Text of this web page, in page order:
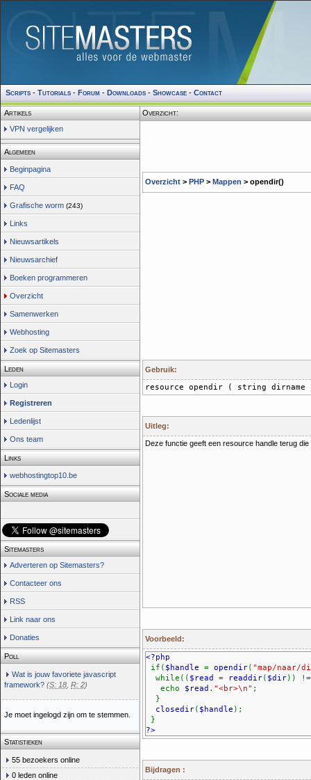
Scripts - Tutorials - Forum - Downloads - Showcase - Contact
Artikels
VPN vergelijken
Algemeen
Beginpagina
FAQ
Grafische worm (243)
Links
Nieuwsartikels
Nieuwsarchief
Boeken programmeren
Overzicht
Samenwerken
Webhosting
Zoek op Sitemasters
Leden
Login
Registreren
Ledenlijst
Ons team
Links
webhostingtop10.be
Sociale media
Sitemasters
Adverteren op Sitemasters?
Contacteer ons
RSS
Link naar ons
Donaties
Poll
Wat is jouw favoriete javascript
framework? (S: 18 R: 2)
Je moet ingelogd zijn om te stemmen.
Statistieken
55 bezoekers online
0 leden online
Overzicht:
Overzicht > PHP > Mappen > opendir()
Gebruik:
resource opendir ( string dirname
Uitleg:
Deze functie geeft een resource handle terug
Voorbeeld:
<?php
if( $handle = opendir( "map/naar/
while(( $read = readdir( $dir))
echo $read . "<br>\n" ;
}
closedir( $handle );
}
?>
Bijdragen :